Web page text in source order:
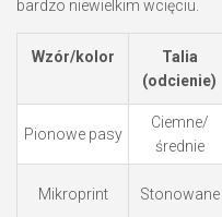
bardzo niewielkim wcięciu.
Wzór/kolor
Talia
(odcienie)
Pionowe pasy
Ciemne/
średnie
Mikroprint Stonowane